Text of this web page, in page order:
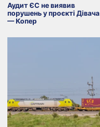
Аудит ЄС не виявив
порушень у проєкті Дівача
— Копер